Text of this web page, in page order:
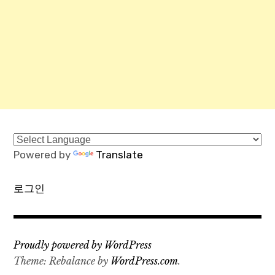
Powered by Translate
로그인
Proudly powered by WordPress
Theme: Rebalance by WordPress.com.